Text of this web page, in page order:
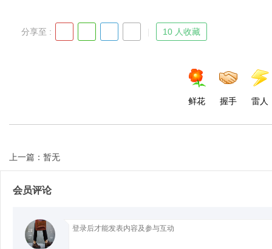
分享至 : 10 人收藏
鲜花 握手 雷人
上一篇：暂无
会员评论